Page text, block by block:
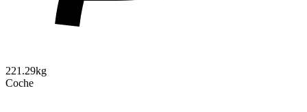
221.29kg
Coche